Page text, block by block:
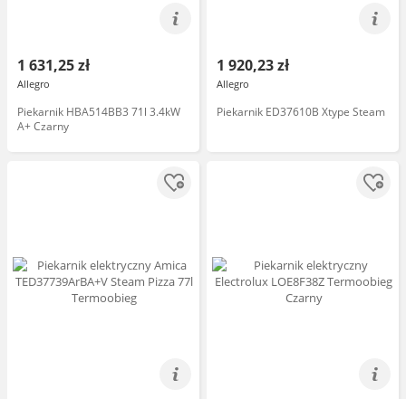
1 631,25 zł
Allegro
Piekarnik HBA514BB3 71l 3.4kW
A+ Czarny
1 920,23 zł
Allegro
Piekarnik ED37610B Xtype Steam